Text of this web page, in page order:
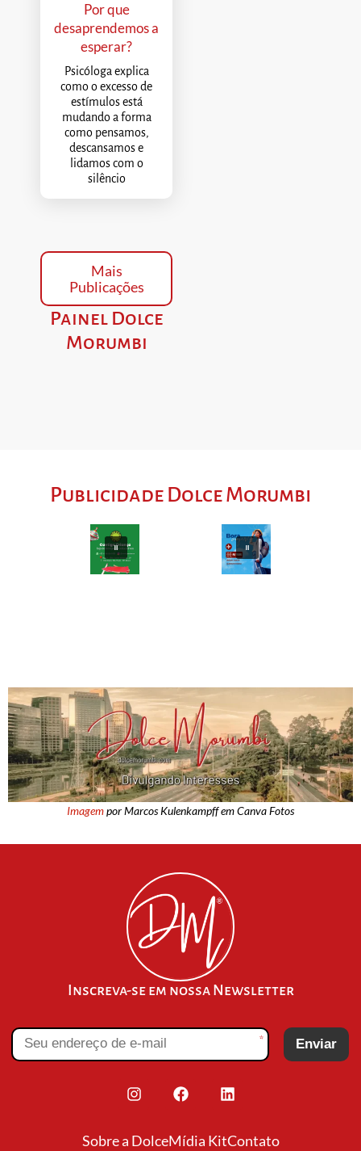
Por que
desaprendemos a
esperar?
Psicóloga explica
como o excesso de
estímulos está
mudando a forma
como pensamos,
descansamos e
lidamos com o
silêncio
Mais
Publicações
Painel Dolce
Morumbi
Publicidade Dolce Morumbi
Imagempor Marcos Kulenkampff em Canva Fotos
Inscreva-se em nossa Newsletter
* Enviar
Sobre a DolceMídia KitContato